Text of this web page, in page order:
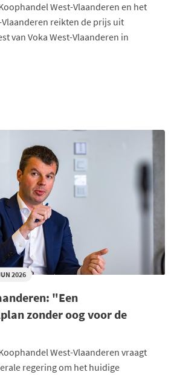
West-Vlaanderen en het
reikten de prijs uit
van Voka West-Vlaanderen in
2026
"Een
zonder oog voor de
West-Vlaanderen vraagt
regering om het huidige